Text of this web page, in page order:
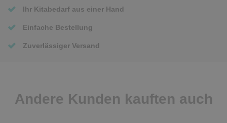
Ihr Kitabedarf aus einer Hand
Einfache Bestellung
Zuverlässiger Versand
Andere Kunden kauften auch